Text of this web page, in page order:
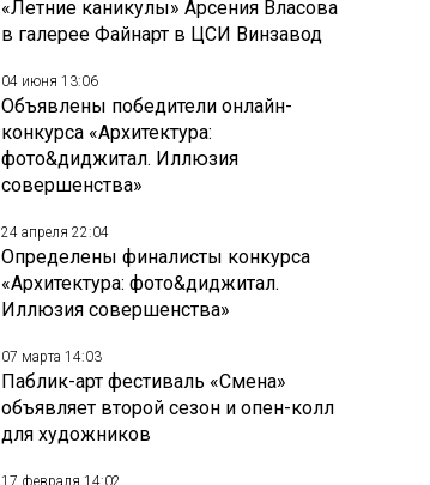
«Летние каникулы» Арсения Власова
в галерее Файнарт в ЦСИ Винзавод
04 июня 13:06
Объявлены победители онлайн-
конкурса «Архитектура:
фото&диджитал. Иллюзия
совершенства»
24 апреля 22:04
Определены финалисты конкурса
«Архитектура: фото&диджитал.
Иллюзия совершенства»
07 марта 14:03
Паблик-арт фестиваль «Смена»
объявляет второй сезон и опен-колл
для художников
17 февраля 14:02